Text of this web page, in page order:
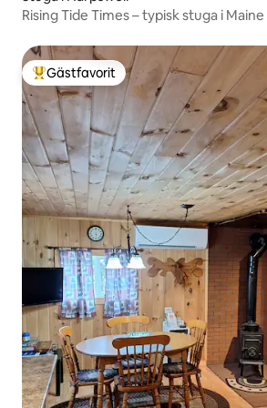
Rising Tide Times – typisk stuga i Maine
Populär gästfavorit
Gästfavorit